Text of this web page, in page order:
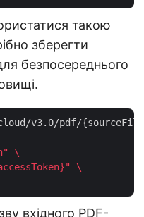
такою
зберегти
безпосереднього
\
\
вхідного PDF-